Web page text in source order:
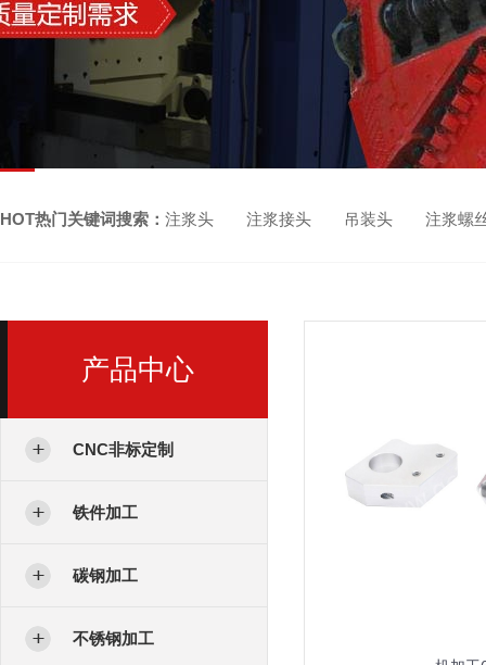
HOT热门关键词搜索： 注浆头 注浆接头 吊装头 注浆螺
产品中心
CNC非标定制
铁件加工
碳钢加工
不锈钢加工